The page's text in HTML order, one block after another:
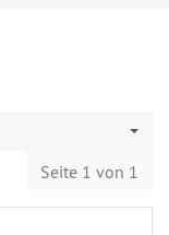
Seite 1 von 1